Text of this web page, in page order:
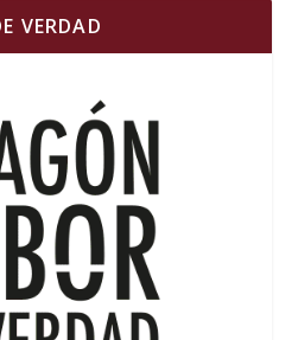
VERDAD